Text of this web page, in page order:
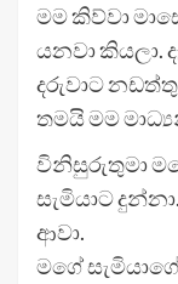
මම කිව්වා
යනවා කියලා.
දරුවාට
තමයි මම
විනිසුරුතුමා
සැමියාට
ආවා.
මගේ